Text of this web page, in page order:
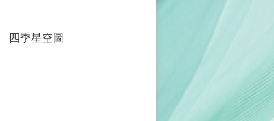
四季星空圖